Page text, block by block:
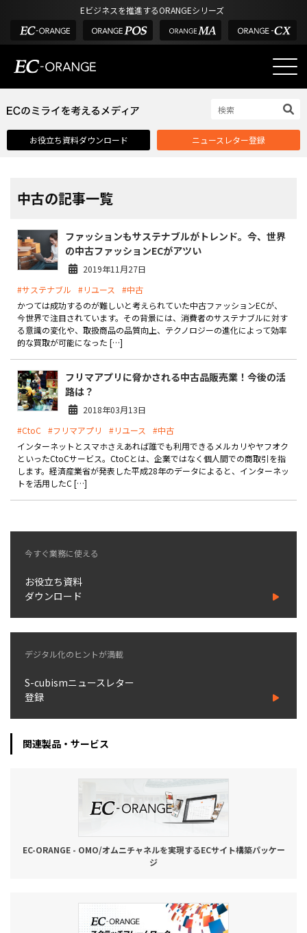
Eビジネスを推進するORANGEシリーズ
選ばれる理由
課題解決例
外部サービス連携
インフラ環境・サポート
費用
製品
特長
ショッピングモール型 EC
マルチテナント、マルチブランドなど
通販受注対応
EC運用支援
継続的に結果を出し続けるECサイトへ
スクラッチ開発
内製化支援
補助金活用支援
03-6432-0346
電話受付：平日 10:00~17:00
お問い合わせ
お役立ち資料ダウンロード ニュースレター登録
中古の記事一覧
ファッションもサステナブルがトレンド。今、世界
の中古ファッションECがアツい
2019年11月27日
#サステナブル
#リユース
#中古
かつては成功するのが難しいと考えられていた中古ファッションECが、
今世界で注目されています。その背景には、消費者のサステナブルに対す
る意識の変化や、取扱商品の品質向上、テクノロジーの進化によって効率
的な買取が可能になった […]
フリマアプリに脅かされる中古品販売業！今後の活
路は？
2018年03月13日
#CtoC #フリマアプリ #リユース
#中古
インターネットとスマホさえあれば誰でも利用できるメルカリやヤフオク
といったCtoCサービス。CtoCとは、企業ではなく個人間での商取引を指
します。経済産業省が発表した平成28年のデータによると、インターネッ
トを活用したC […]
今すぐ業務に使える
お役立ち資料
ダウンロード
デジタル化のヒントが満載
S-cubismニュースレター
登録
関連製品・サービス
EC-ORANGE - OMO/オムニチャネルを実現するECサイト構築パッケー
ジ